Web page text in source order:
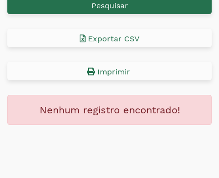
Pesquisar
Exportar CSV
Imprimir
Nenhum registro encontrado!